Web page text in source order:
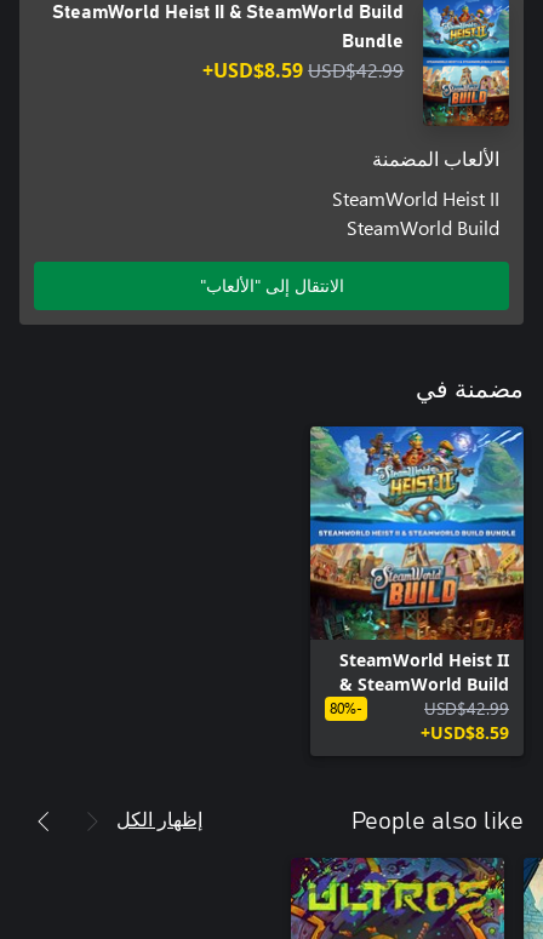
SteamWorld Heist II & SteamWorld Build
Bundle
USD$42.99
USD$8.59+
الألعاب المضمنة
SteamWorld Heist II
SteamWorld Build
الانتقال إلى "الألعاب"
مضمنة في
SteamWorld Heist II
& SteamWorld Build
Bundle
USD$42.99
USD$8.59+
-80%
People also like إظهار الكل